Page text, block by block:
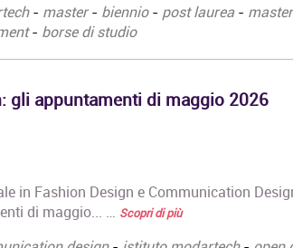
- master- biennio- post laurea-
- borse di studio
gli appuntamenti di maggio 2026
in Fashion Design e Communication
di maggio... … Scopri di più